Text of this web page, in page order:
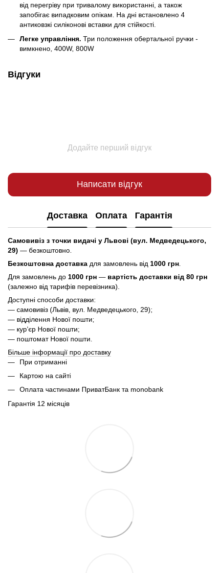
від перегріву при тривалому використанні, а також
запобігає випадковим опікам. На дні встановлено 4
антиковзкі силіконові вставки для стійкості.
Легке управління. Три положення обертальної ручки -
вимкнено, 400W, 800W
Відгуки
Додайте перший відгук
Написати відгук
Доставка Оплата Гарантія
Самовивіз з точки видачі у Львові (вул. Медведецького,
29) — безкоштовно.
Безкоштовна доставка для замовлень від 1000 грн
Для замовлень до 1000 грн — вартість доставки від 80 грн
(залежно від тарифів перевізника).
Доступні способи доставки:
— самовивіз (Львів, вул. Медведецького, 29);
— відділення Нової пошти;
— курʼєр Нової пошти;
— поштомат Нової пошти.
Більше інформації про доставку
При отриманні
Картою на сайті
Оплата частинами ПриватБанк та monobank
Гарантія 12 місяців